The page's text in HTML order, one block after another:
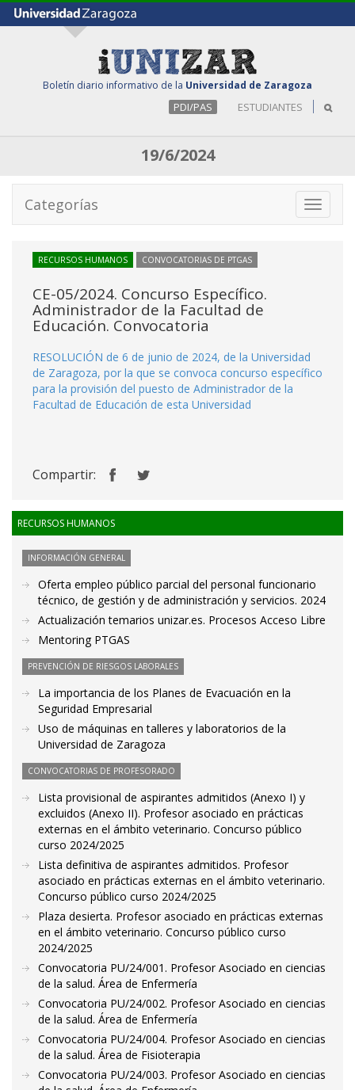
Boletín diario informativo de la Universidad de Zaragoza
PDI/PAS ESTUDIANTES
19/6/2024
Toggle
Categorías
RECURSOS HUMANOS CONVOCATORIAS DE PTGAS
CE-05/2024. Concurso Específico.
Administrador de la Facultad de
Educación. Convocatoria
RESOLUCIÓN de 6 de junio de 2024, de la Universidad
de Zaragoza, por la que se convoca concurso específico
para la provisión del puesto de Administrador de la
Facultad de Educación de esta Universidad
Compartir:
RECURSOS HUMANOS
INFORMACIÓN GENERAL
Oferta empleo público parcial del personal funcionario
técnico, de gestión y de administración y servicios. 2024
Actualización temarios unizar.es. Procesos Acceso Libre
Mentoring PTGAS
PREVENCIÓN DE RIESGOS LABORALES
La importancia de los Planes de Evacuación en la
Seguridad Empresarial
Uso de máquinas en talleres y laboratorios de la
Universidad de Zaragoza
CONVOCATORIAS DE PROFESORADO
Lista provisional de aspirantes admitidos (Anexo I) y
excluidos (Anexo II). Profesor asociado en prácticas
externas en el ámbito veterinario. Concurso público
curso 2024/2025
Lista definitiva de aspirantes admitidos. Profesor
asociado en prácticas externas en el ámbito veterinario.
Concurso público curso 2024/2025
Plaza desierta. Profesor asociado en prácticas externas
en el ámbito veterinario. Concurso público curso
2024/2025
Convocatoria PU/24/001. Profesor Asociado en ciencias
de la salud. Área de Enfermería
Convocatoria PU/24/002. Profesor Asociado en ciencias
de la salud. Área de Enfermería
Convocatoria PU/24/004. Profesor Asociado en ciencias
de la salud. Área de Fisioterapia
Convocatoria PU/24/003. Profesor Asociado en ciencias